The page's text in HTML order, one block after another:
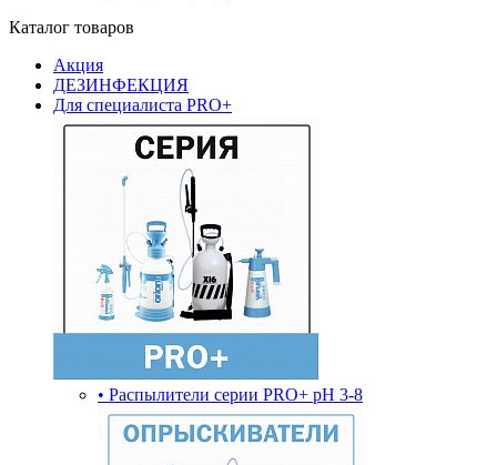
Каталог товаров
Акция
ДЕЗИНФЕКЦИЯ
Для специалиста PRO+
• Распылители серии PRO+ pH 3-8